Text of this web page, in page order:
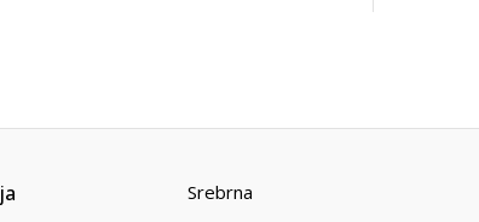
Srebrna